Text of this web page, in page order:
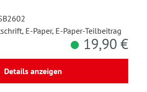
E-Paper, E-Paper-Teilbeitrag
19,90 €
Details anzeigen